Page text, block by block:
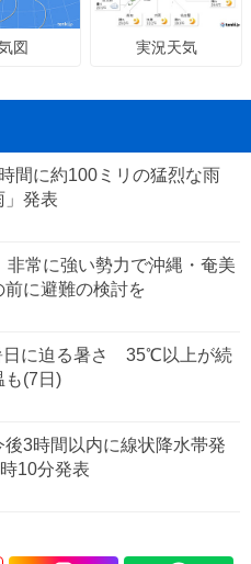
図 実況天気
時間に約100ミリの猛烈な雨
」発表
常に強い勢力で沖縄・奄美
に避難の検討を
日に迫る暑さ 35℃以上が続
も(7日)
後3時間以内に線状降水帯発
10分発表